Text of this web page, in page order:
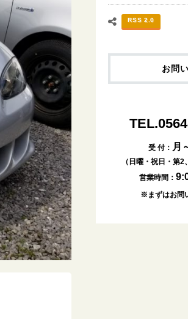
RSS 2.0
お問
受 付： 月
（日曜・祝日・第2
営業時間：
※まずはお問